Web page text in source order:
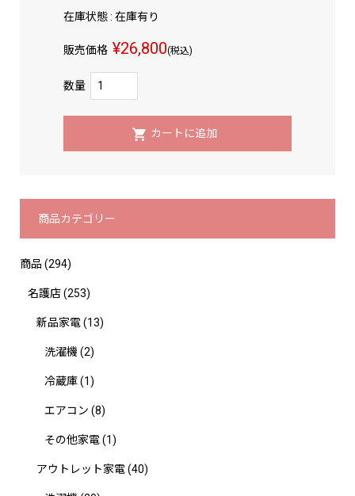
在庫状態 : 在庫有り
販売価格 ¥26,800(税込)
数量
商品カテゴリー
商品 (294)
名護店(253)
新品家電(13)
洗濯機 (2)
冷蔵庫(1)
エアコン (8)
その他家電(1)
アウトレット家電(40)